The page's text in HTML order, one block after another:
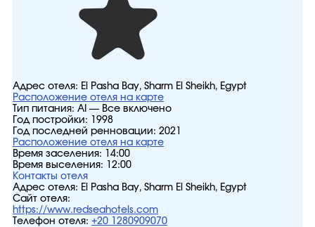
Адрес отеля: El Pasha Bay, Sharm El Sheikh, Egypt
Расположение отеля на карте
Тип питания: AI — Все включено
Год постройки:
1998
Год последней ренновации: 2021
Расположение отеля на карте
Время заселения:
14:00
Время выселения:
12:00
Контакты отеля
Адрес отеля: El Pasha Bay, Sharm El Sheikh, Egypt
Сайт отеля:
https://www.redseahotels.com
Телефон отеля: +20 1280909070